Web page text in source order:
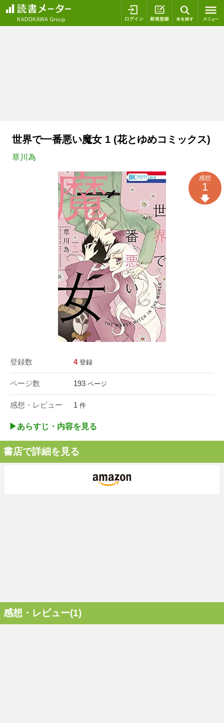
ログイン 新規登録
世界で一番悪い魔女 1 (花とゆめコミックス)
草川為
登録数 4 登録
ページ数 193 ページ
感想・レビュー 1 件
感想
1
▶︎あらすじ・内容を見る
書店で詳細を見る
感想・レビュー(1)